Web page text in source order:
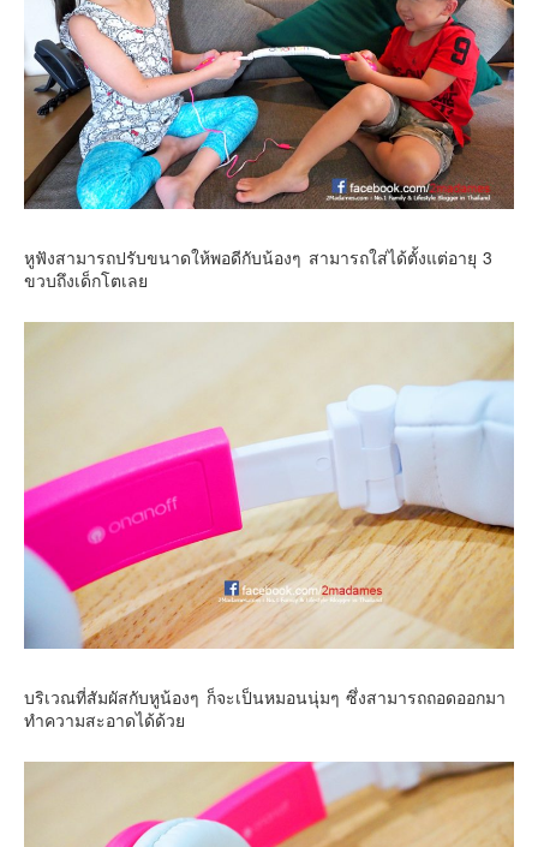
หูฟังสามารถปรับขนาดให้พอดีกับน้องๆ สามารถใส่ได้ตั้งแต่อายุ 3
ขวบถึงเด็กโตเลย
บริเวณที่สัมผัสกับหูน้องๆ ก็จะเป็นหมอนนุ่มๆ ซึ่งสามารถถอดออกมา
ทำความสะอาดได้ด้วย